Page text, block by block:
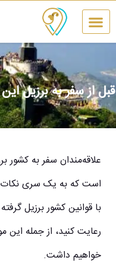
قبل از سفر به برزیل این 10 نکته حیاتی را حتماً
علاقه‌مندان سفر به کشور
است که به یک سری نکات
با قوانین کشور برزیل
رعایت کنید، از جمله این
خواهیم داشت.